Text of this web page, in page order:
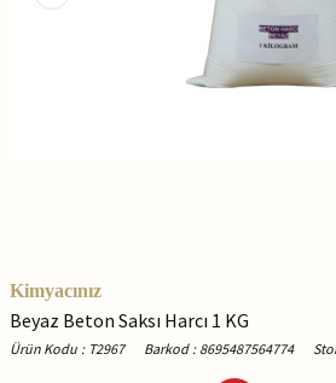
Kimyacınız
Beyaz Beton Saksı Harcı 1 KG
Ürün Kodu : T2967 Barkod : 8695487564774